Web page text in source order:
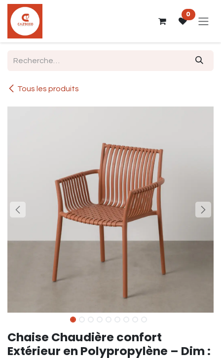
Se rendre au contenu
0
Tous les produits
Chaise Chaudière confort
Extérieur en Polypropylène – Dim :